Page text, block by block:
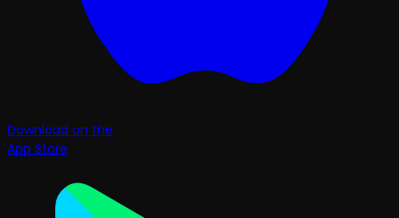
Download on the
App Store